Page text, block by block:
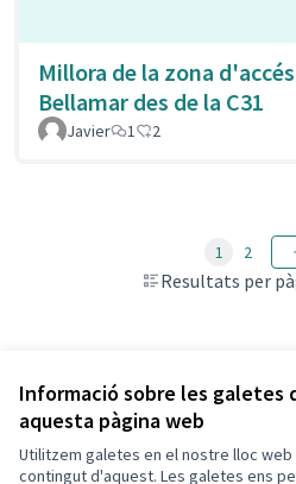
Informació sobre les galetes
aquesta pàgina web
Utilitzem galetes en el nostre lloc
contingut d'aquest. Les galetes ens
Millora de la zona
Bellamar des de la C31
Javier 1 2
Resultats per
1 2
Veure totes les propostes retirades
Termes i condicions d'ús